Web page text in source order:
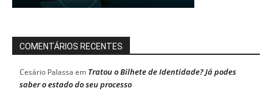
COMENTÁRIOS RECENTES
Cesário Palassa em Tratou o Bilhete de Identidade? Já podes
saber o estado do seu processo